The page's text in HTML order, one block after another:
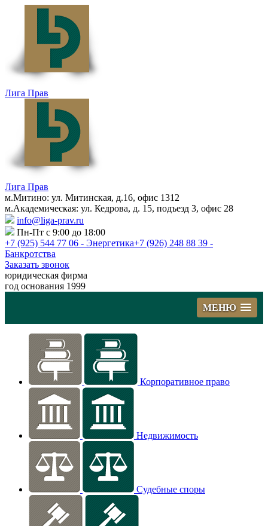
Лига Прав
Лига Прав
м.Митино: ул. Митинская, д.16, офис 1312
м.Академическая: ул. Кедрова, д. 15, подъезд 3, офис 28
info@liga-prav.ru
Пн-Пт с 9:00 до 18:00
+7 (925) 544 77 06 - Энергетика+7 (926) 248 88 39 -
Банкротства
Заказать звонок
юридическая фирма
год основания 1999
МЕНЮ
Корпоративное право
Недвижимость
Судебные споры